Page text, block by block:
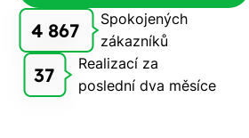
Vám
zdarma
4 867
Spokojených
zákazníků
37
Realizací za
poslední dva měsíce